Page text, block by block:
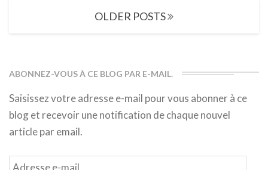
OLDER POSTS
ABONNEZ-VOUS À CE BLOG PAR E-MAIL.
Saisissez votre adresse e-mail pour vous abonner à ce
blog et recevoir une notification de chaque nouvel
article par email.
Adresse